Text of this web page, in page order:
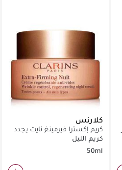
كلارنس
كريم إكسترا فيرمينغ نايت يجدد
البشرة ويقاوم التجاعيد لكل
أنواع البشرة
كريم الليل
50ml